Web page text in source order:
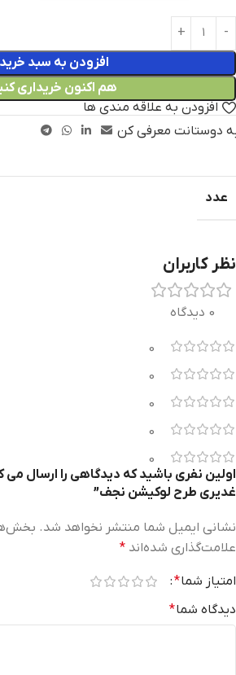
افزودن به سبد خرید
هم اکنون خریداری
افزودن به علاقه مندی ها
دوستانت معرفی کن
عدد
نظر کاربران
0 دیدگاه
0
0
0
0
0
اولین نفری باشید که دیدگاهی را ارسال می
غدیری طرح لوکیشن نجف”
نشانی ایمیل شما منتشر نخواهد شد.
علامت‌گذاری شده‌اند *
امتیاز شما*
دیدگاه شما*